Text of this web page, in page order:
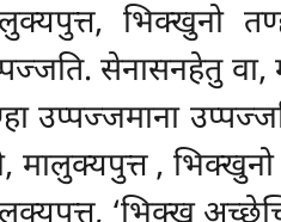
भिक्खुनो
सेनासनहेतु वा,
उप्पज्जमाना
मालुक्यपुत्त , भिक्खुनो